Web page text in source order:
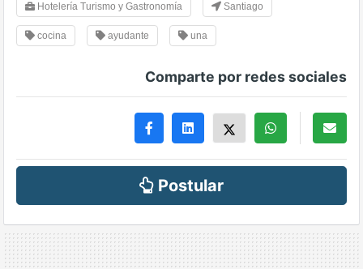
Hotelería Turismo y Gastronomía Santiago
cocina ayudante una
Comparte por redes sociales
Postular